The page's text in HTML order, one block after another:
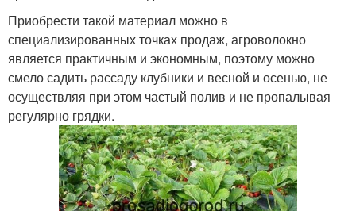
Приобрести такой материал можно в
специализированных точках продаж, агроволокно
является практичным и экономным, поэтому можно
смело садить рассаду клубники и весной и осенью, не
осуществляя при этом частый полив и не пропалывая
регулярно грядки.